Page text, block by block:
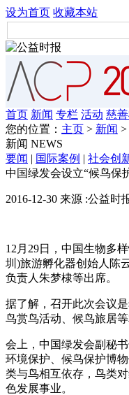
设为首页 收藏本站
首页 新闻 专栏 活动 慈
您的位置： 主页 > 新闻 >
新闻 NEWS
要闻 | 国际案例 | 社会创
中国绿发会设立“候鸟保
2016-12-30 来源 :公益时
12月29日，中国生物多
圳)旅游孵化器创始人陈
负责人朱梦棣等出席。
据了解，召开此次会议
鸟赏鸟活动、候鸟旅居
会上，中国绿发会副秘
环境保护、候鸟保护博
类与鸟相互依存，鸟类
色发展事业。